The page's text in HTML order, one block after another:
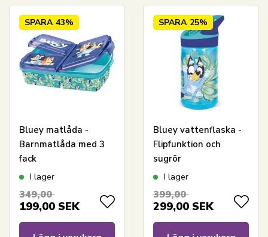
SPARA 43%
Bluey matlåda -
Barnmatlåda med 3
fack
I lager
349,00
199,00 SEK
SPARA 25%
Bluey vattenflaska -
Flipfunktion och
sugrör
I lager
399,00
299,00 SEK